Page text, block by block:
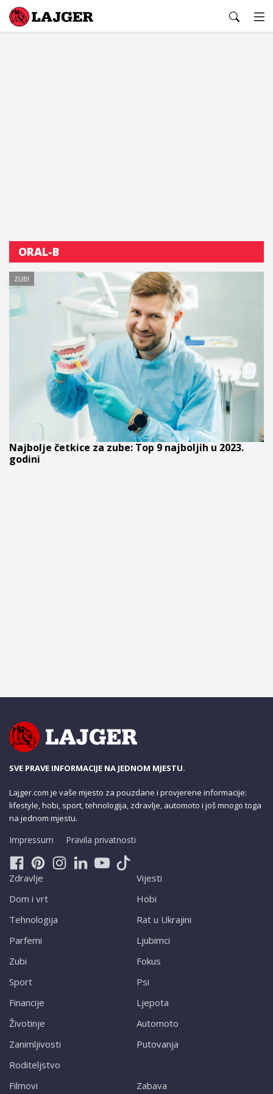
Lajger
ORAL-B
ZUBI
Najbolje četkice za zube: Top 9 najboljih u 2023.
godini
SVE PRAVE INFORMACIJE NA JEDNOM MJESTU.
Lajger.com je vaše mjesto za pouzdane i provjerene informacije:
lifestyle, hobi, sport, tehnologija, zdravlje, automoto i još mnogo toga
na jednom mjestu.
Impressum Pravila privatnosti
Zdravlje
Dom i vrt
Tehnologija
Parfemi
Zubi
Sport
Financije
Životinje
Zanimljivosti
Roditeljstvo
Vijesti
Hobi
Rat u Ukrajini
Ljubimci
Fokus
Psi
Ljepota
Automoto
Putovanja
Filmovi Zabava